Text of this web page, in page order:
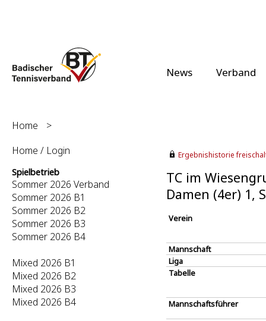
News Verband
Home
>
Home / Login
Spielbetrieb
Sommer 2026 Verband
Sommer 2026 B1
Sommer 2026 B2
Sommer 2026 B3
Sommer 2026 B4
Mixed 2026 B1
Mixed 2026 B2
Mixed 2026 B3
Mixed 2026 B4
Ergebnishistorie
TC im
Damen (4er) 1,
Verein
Mannschaft
Liga
Tabelle
Mannschaftsführer